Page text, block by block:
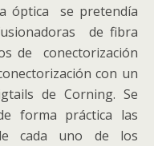
óptica se pretendía
de fibra
de conectorización
con un
de Corning. Se
forma práctica las
cada uno de los